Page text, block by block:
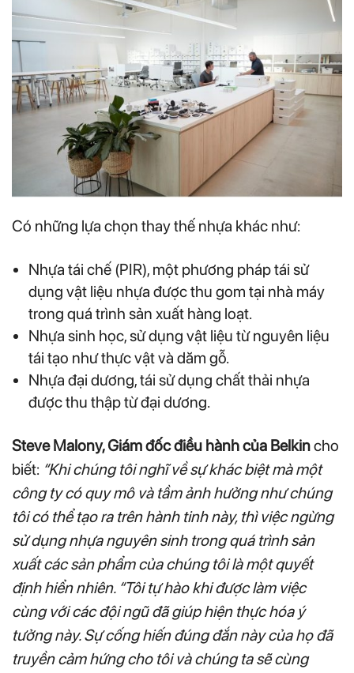
Có những lựa chọn thay thế nhựa khác như:
Nhựa tái chế (PIR), một phương pháp tái sử
dụng vật liệu nhựa được thu gom tại nhà máy
trong quá trình sản xuất hàng loạt.
Nhựa sinh học, sử dụng vật liệu từ nguyên liệu
tái tạo như thực vật và dăm gỗ.
Nhựa đại dương, tái sử dụng chất thải nhựa
được thu thập từ đại dương.
Steve Malony, Giám đốc điều hành của Belkincho
biết: “Khi chúng tôi nghĩ về sự khác biệt mà một
công ty có quy mô và tầm ảnh hưởng như chúng
tôi có thể tạo ra trên hành tinh này, thì việc ngừng
sử dụng nhựa nguyên sinh trong quá trình sản
xuất các sản phẩm của chúng tôi là một quyết
định hiển nhiên. “Tôi tự hào khi được làm việc
cùng với các đội ngũ đã giúp hiện thực hóa ý
tưởng này. Sự cống hiến đúng đắn này của họ đã
truyền cảm hứng cho tôi và chúng ta sẽ cùng